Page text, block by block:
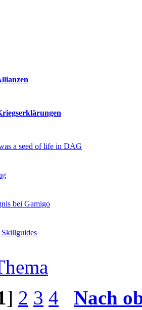
a seed of life in DAG
bei Gamigo
] 2 3 4
Nach